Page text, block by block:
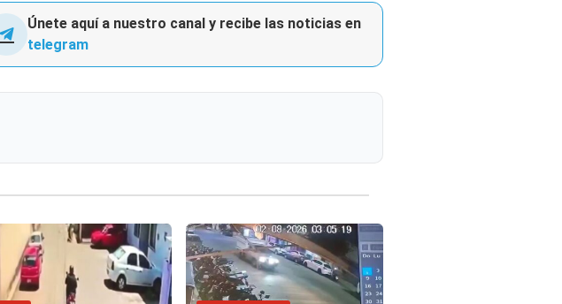
Únete aquí a nuestro canal y recibe las noticias en
telegram